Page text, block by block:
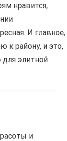
нравится,
И главное,
к району, и это,
для элитной
и